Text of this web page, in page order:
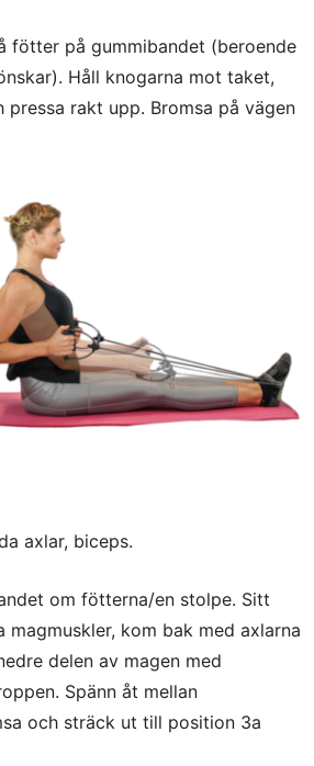
fötter på gummibandet (beroende
Håll knogarna mot taket,
rakt upp. Bromsa på vägen
axlar, biceps.
om fötterna/en stolpe. Sitt
magmuskler, kom bak med axlarna
delen av magen med
Spänn åt mellan
och sträck ut till position 3a